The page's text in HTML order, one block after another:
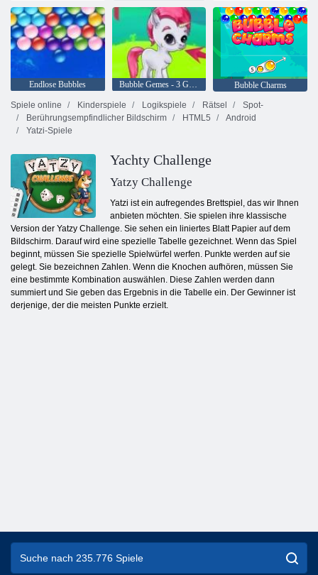
Endlose Bubbles Bubble Gemes - 3 Gewinnt
Bubble Charms
Spiele online
Kinderspiele Logikspiele Rätsel
Spot-
Berührungsempfindlicher Bildschirm
HTML5
Android
Yatzi-Spiele
Yachty Challenge
Yatzy Challenge
Yatzi ist ein aufregendes Brettspiel, das wir Ihnen
anbieten möchten. Sie spielen ihre klassische
Version der Yatzy Challenge. Sie sehen ein liniertes Blatt Papier auf dem
Bildschirm. Darauf wird eine spezielle Tabelle gezeichnet. Wenn das Spiel
beginnt, müssen Sie spezielle Spielwürfel werfen. Punkte werden auf sie
gelegt. Sie bezeichnen Zahlen. Wenn die Knochen aufhören, müssen Sie
eine bestimmte Kombination auswählen. Diese Zahlen werden dann
summiert und Sie geben das Ergebnis in die Tabelle ein. Der Gewinner ist
derjenige, der die meisten Punkte erzielt.